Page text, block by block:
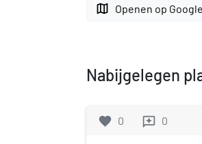
map Openen op
Nabijgelegen
favorite 0 reviews 0